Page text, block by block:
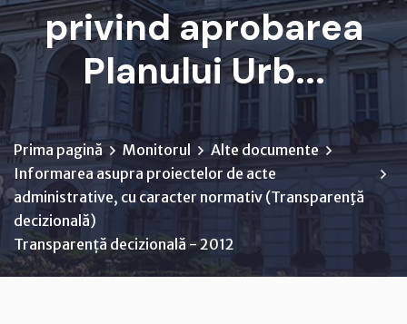
privind aprobarea
Planului Urb...
Prima pagină Monitorul
Alte documente
Informarea asupra proiectelor de acte
administrative, cu caracter normativ (Transparenţă
decizională)
Transparență decizională - 2012